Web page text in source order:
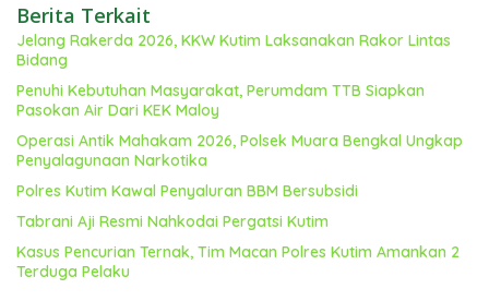
Berita Terkait
Jelang Rakerda 2026, KKW Kutim Laksanakan Rakor Lintas
Bidang
Penuhi Kebutuhan Masyarakat, Perumdam TTB Siapkan
Pasokan Air Dari KEK Maloy
Operasi Antik Mahakam 2026, Polsek Muara Bengkal Ungkap
Penyalagunaan Narkotika
Polres Kutim Kawal Penyaluran BBM Bersubsidi
Tabrani Aji Resmi Nahkodai Pergatsi Kutim
Kasus Pencurian Ternak, Tim Macan Polres Kutim Amankan 2
Terduga Pelaku